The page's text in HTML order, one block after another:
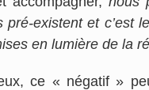
existent et c’est
en lumière de la
ce « négatif »